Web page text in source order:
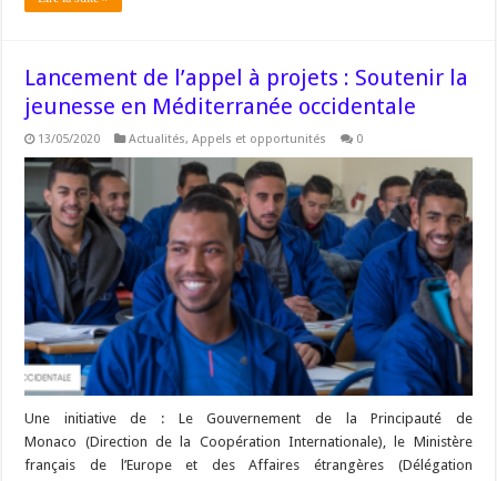
Lancement de l’appel à projets : Soutenir la
jeunesse en Méditerranée occidentale
13/05/2020 Actualités,Appels et opportunités 0
Une initiative de : Le Gouvernement de la Principauté de
Monaco (Direction de la Coopération Internationale), le Ministère
français de l’Europe et des Affaires étrangères (Délégation